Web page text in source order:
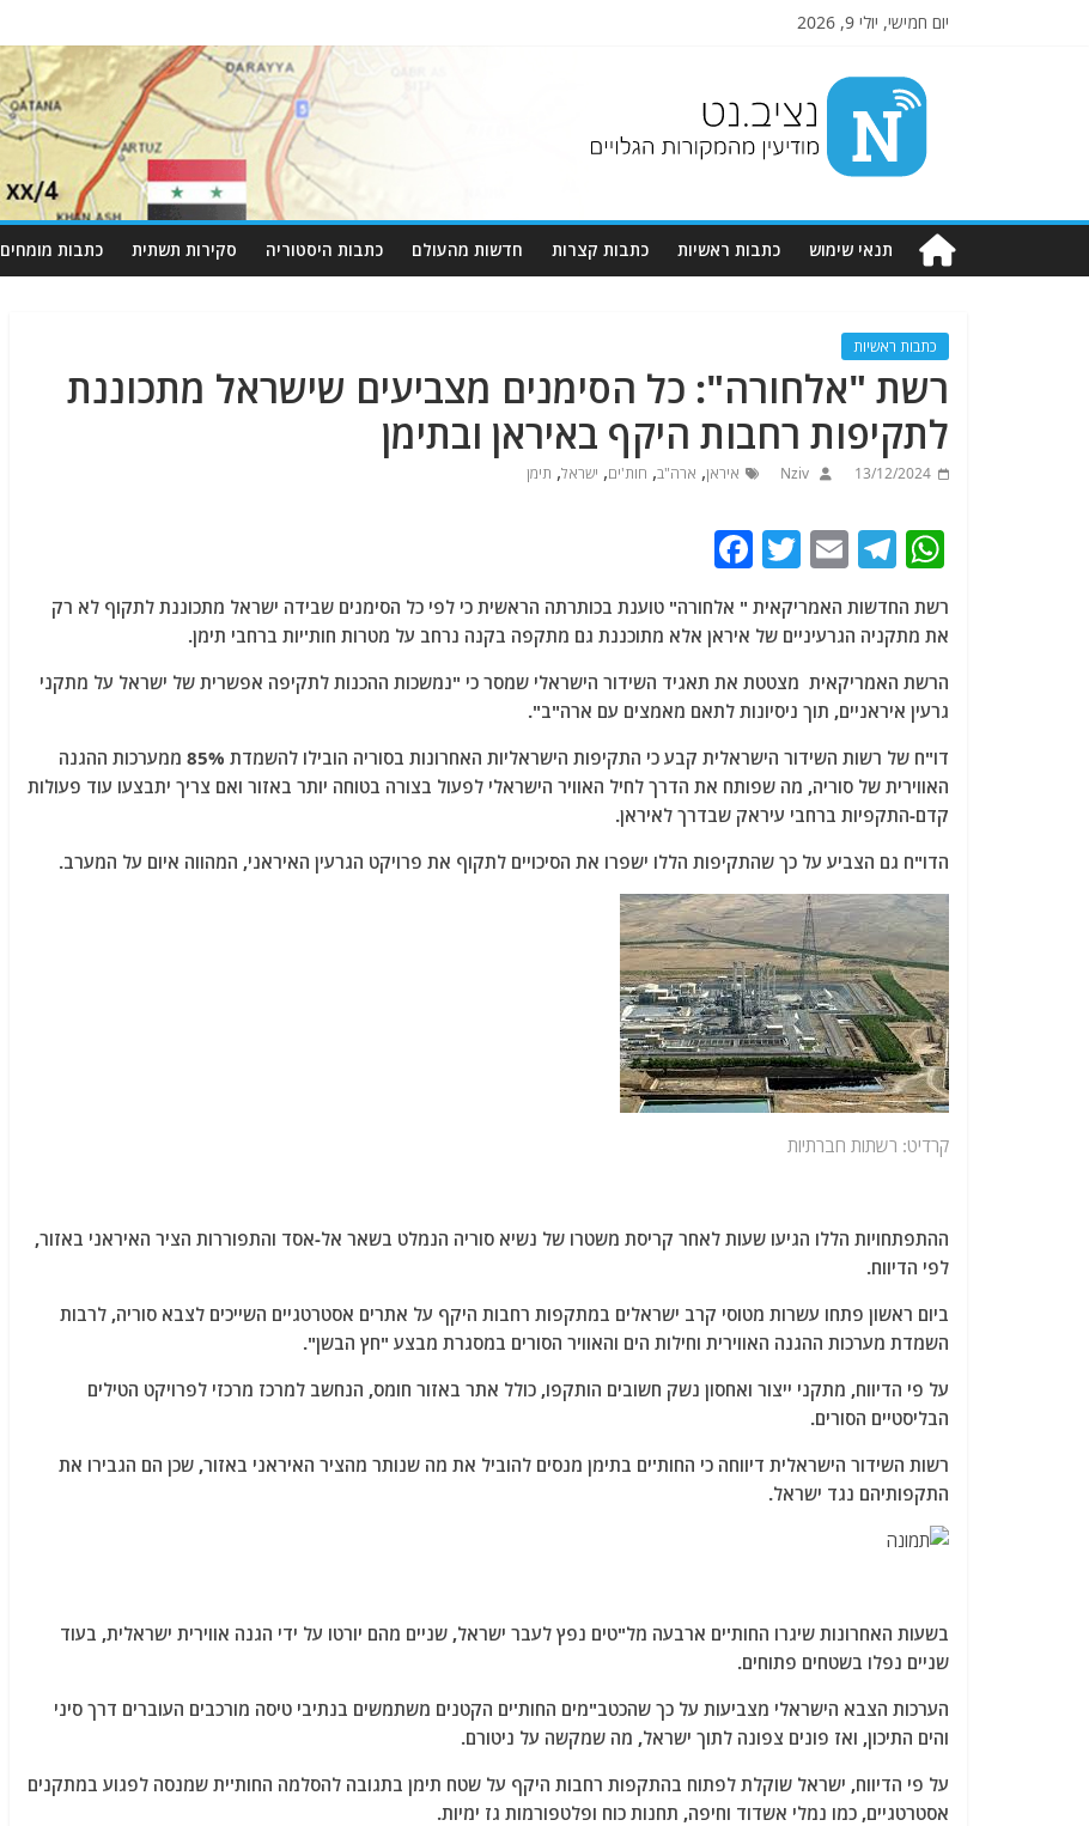
יום חמישי, יולי 9, 2026
Nziv.net
מודיעין
מהמקורות
תנאי שימוש כתבות ראשיות כתבות קצרות חדשות מהעולם כתבות היסטוריה סקירות תשתית כתבות מומחים
כתבות ראשיות
רשת "אלחורה": כל הסימנים מצביעים שישראל מתכוננת
לתקיפות רחבות היקף באיראן ובתימן
13/12/2024
Nziv איראן, ארה"ב, חות'ים, ישראל, תימן
W
at
s
A
p
p
T
e
g
ra
m
E
ai
T
itt
er
c
e
b
o
o
k
רשת החדשות האמריקאית " אלחורה" טוענת בכותרתה הראשית כי לפי כל הסימנים שבידה ישראל מתכוננת לתקוף לא רק
את מתקניה הגרעיניים של איראן אלא מתוכננת גם מתקפה בקנה נרחב על מטרות חות'יות ברחבי תימן.
הרשת האמריקאית מצטטת את תאגיד השידור הישראלי שמסר כי "נמשכות ההכנות לתקיפה אפשרית של ישראל על מתקני
גרעין איראניים, תוך ניסיונות לתאם מאמצים עם ארה"ב".
דו"ח של רשות השידור הישראלית קבע כי התקיפות הישראליות האחרונות בסוריה הובילו להשמדת 85% ממערכות ההגנה
האווירית של סוריה, מה שפותח את הדרך לחיל האוויר הישראלי לפעול בצורה בטוחה יותר באזור ואם צריך יתבצעו עוד פעולות
קדם-התקפיות ברחבי עיראק שבדרך לאיראן.
הדו"ח גם הצביע על כך שהתקיפות הללו ישפרו את הסיכויים לתקוף את פרויקט הגרעין האיראני, המהווה איום על המערב.
קרדיט: רשתות חברתיות
ההתפתחויות הללו הגיעו שעות לאחר קריסת משטרו של נשיא סוריה הנמלט בשאר אל-אסד והתפוררות הציר האיראני באזור,
לפי הדיווח.
ביום ראשון פתחו עשרות מטוסי קרב ישראלים במתקפות רחבות היקף על אתרים אסטרטגיים השייכים לצבא סוריה, לרבות
השמדת מערכות ההגנה האווירית וחילות הים והאוויר הסורים במסגרת מבצע "חץ הבשן".
על פי הדיווח, מתקני ייצור ואחסון נשק חשובים הותקפו, כולל אתר באזור חומס, הנחשב למרכז מרכזי לפרויקט הטילים
הבליסטיים הסורים.
רשות השידור הישראלית דיווחה כי החות'ים בתימן מנסים להוביל את מה שנותר מהציר האיראני באזור, שכן הם הגבירו את
התקפותיהם נגד ישראל.
בשעות האחרונות שיגרו החות'ים ארבעה מל"טים נפץ לעבר ישראל, שניים מהם יורטו על ידי הגנה אווירית ישראלית, בעוד
שניים נפלו בשטחים פתוחים.
הערכות הצבא הישראלי מצביעות על כך שהכטב"מים החות'ים הקטנים משתמשים בנתיבי טיסה מורכבים העוברים דרך סיני
והים התיכון, ואז פונים צפונה לתוך ישראל, מה שמקשה על ניטורם.
על פי הדיווח, ישראל שוקלת לפתוח בהתקפות רחבות היקף על שטח תימן בתגובה להסלמה החות'ית שמנסה לפגוע במתקנים
אסטרטגיים, כמו נמלי אשדוד וחיפה, תחנות כוח ופלטפורמות גז ימיות.